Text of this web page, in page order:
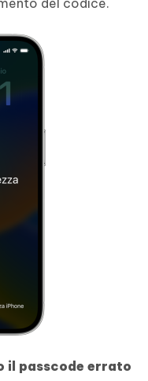
il passcode errato